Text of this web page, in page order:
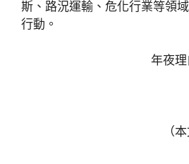
斯、路況運輸、危化行業等領
行動。
年夜
（